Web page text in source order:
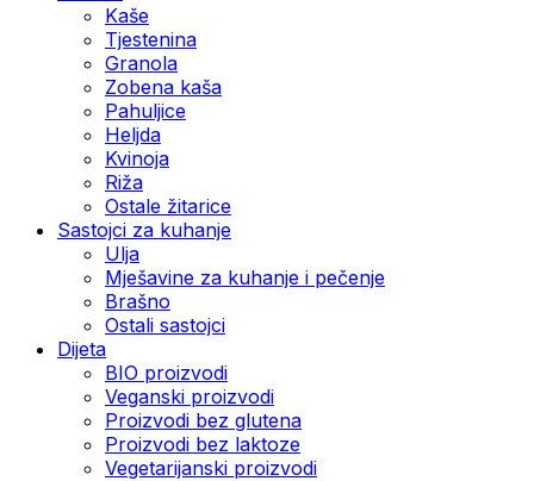
Kaše
Tjestenina
Granola
Zobena kaša
Pahuljice
Heljda
Kvinoja
Riža
Ostale žitarice
Sastojci za kuhanje
Ulja
Mješavine za kuhanje i pečenje
Brašno
Ostali sastojci
Dijeta
BIO proizvodi
Veganski proizvodi
Proizvodi bez glutena
Proizvodi bez laktoze
Vegetarijanski proizvodi